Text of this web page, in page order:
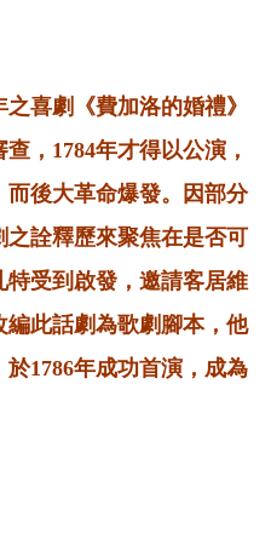
喜劇《費加洛的婚禮》
，1784年才得以公演，
而後大革命爆發。因部分
詮釋歷來聚焦在是否可
受到啟發，邀請客居維
此話劇為歌劇腳本，他
1786年成功首演，成為